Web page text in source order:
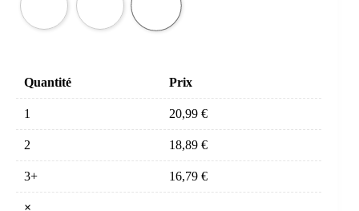
Quantité Prix
1 20,99 €
2 18,89 €
3+ 16,79 €
×